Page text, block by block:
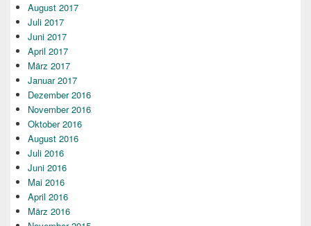
August 2017
Juli 2017
Juni 2017
April 2017
März 2017
Januar 2017
Dezember 2016
November 2016
Oktober 2016
August 2016
Juli 2016
Juni 2016
Mai 2016
April 2016
März 2016